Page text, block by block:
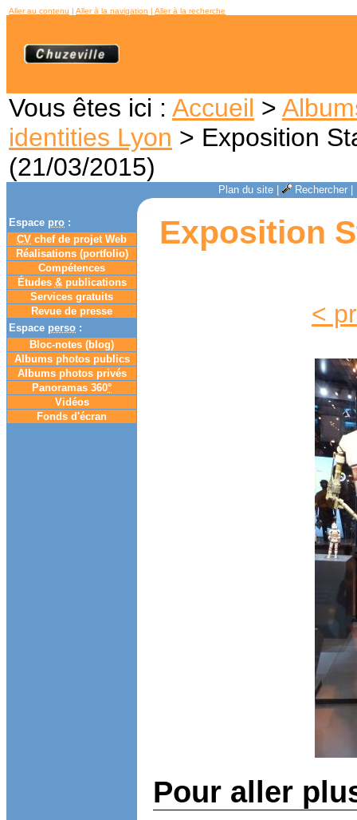
Aller au contenu | Aller à la navigation | Aller à la recherche
Vous êtes ici : Accueil >
identities Lyon > Exposition
(21/03/2015)
Plan du site| Rechercher|
Espace pro :
CV chef de projet Web
Réalisations (portfolio)
Compétences
Études &publications
Services gratuits
Revue de presse
Espace perso :
Bloc-notes (blog)
Albums photos publics
Albums photos privés
Panoramas 360°
Vidéos
Fonds d'écran
Exposition
<
Pour aller